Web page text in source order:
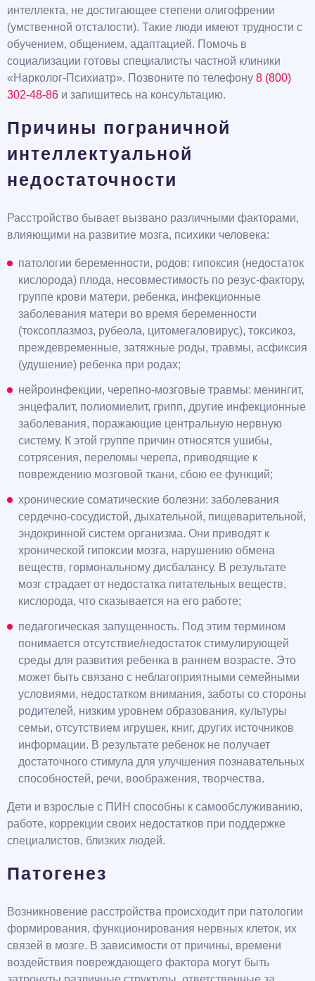
интеллекта, не достигающее степени олигофрении
(умственной отсталости). Такие люди имеют трудности с
обучением, общением, адаптацией. Помочь в
социализации готовы специалисты частной клиники
«Нарколог-Психиатр». Позвоните по телефону 8 (800)
302-48-86 и запишитесь на консультацию.
Причины пограничной
интеллектуальной
недостаточности
Расстройство бывает вызвано различными факторами,
влияющими на развитие мозга, психики человека:
патологии беременности, родов: гипоксия (недостаток
кислорода) плода, несовместимость по резус-фактору,
группе крови матери, ребенка, инфекционные
заболевания матери во время беременности
(токсоплазмоз, рубеола, цитомегаловирус), токсикоз,
преждевременные, затяжные роды, травмы, асфиксия
(удушение) ребенка при родах;
нейроинфекции, черепно-мозговые травмы: менингит,
энцефалит, полиомиелит, грипп, другие инфекционные
заболевания, поражающие центральную нервную
систему. К этой группе причин относятся ушибы,
сотрясения, переломы черепа, приводящие к
повреждению мозговой ткани, сбою ее функций;
хронические соматические болезни: заболевания
сердечно-сосудистой, дыхательной, пищеварительной,
эндокринной систем организма. Они приводят к
хронической гипоксии мозга, нарушению обмена
веществ, гормональному дисбалансу. В результате
мозг страдает от недостатка питательных веществ,
кислорода, что сказывается на его работе;
педагогическая запущенность. Под этим термином
понимается отсутствие/недостаток стимулирующей
среды для развития ребенка в раннем возрасте. Это
может быть связано с неблагоприятными семейными
условиями, недостатком внимания, заботы со стороны
родителей, низким уровнем образования, культуры
семьи, отсутствием игрушек, книг, других источников
информации. В результате ребенок не получает
достаточного стимула для улучшения познавательных
способностей, речи, воображения, творчества.
Дети и взрослые с ПИН способны к самообслуживанию,
работе, коррекции своих недостатков при поддержке
специалистов, близких людей.
Патогенез
Возникновение расстройства происходит при патологии
формирования, функционирования нервных клеток, их
связей в мозге. В зависимости от причины, времени
воздействия повреждающего фактора могут быть